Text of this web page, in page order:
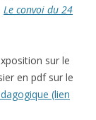
Le convoi du 24
sur le
en pdf sur le
(lien